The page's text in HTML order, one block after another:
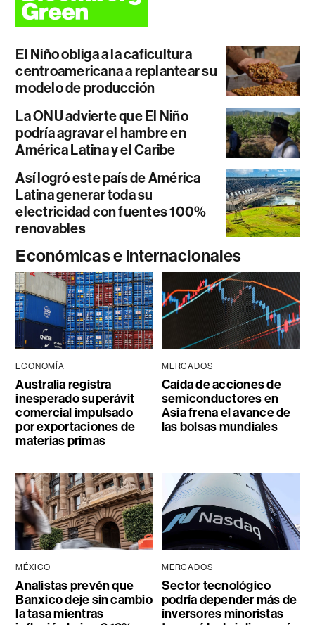
El Niño obliga a la caficultura
centroamericana a replantear su
modelo de producción
La ONU advierte que El Niño
podría agravar el hambre en
América Latina y el Caribe
Así logró este país de América
Latina generar toda su
electricidad con fuentes 100%
renovables
Económicas e internacionales
ECONOMÍA
Australia registra
inesperado superávit
comercial impulsado
por exportaciones de
materias primas
MERCADOS
Caída de acciones de
semiconductores en
Asia frena el avance de
las bolsas mundiales
MÉXICO
Analistas prevén que
Banxico deje sin cambio
la tasa mientras
MERCADOS
Sector tecnológico
podría depender más de
inversores minoristas